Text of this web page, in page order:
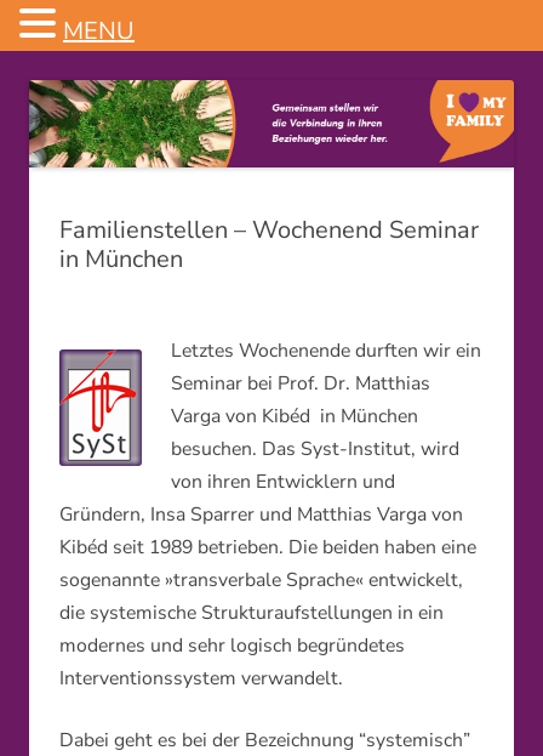
Familienstellen – Wochenend Seminar
in München
Letztes Wochenende durften wir ein
Seminar bei Prof. Dr. Matthias
Varga von Kibéd in München
besuchen. Das Syst-Institut, wird
von ihren Entwicklern und
Gründern, Insa Sparrer und Matthias Varga von
Kibéd seit 1989 betrieben. Die beiden haben eine
sogenannte »transverbale Sprache« entwickelt,
die systemische Strukturaufstellungen in ein
modernes und sehr logisch begründetes
Interventionssystem verwandelt.
Dabei geht es bei der Bezeichnung “systemisch”
MENU